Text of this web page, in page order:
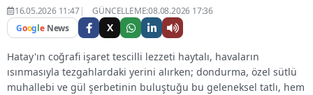
16.05.2026 11:47
GÜNCELLEME:08.08.2026 17:36
Google News X
Hatay'ın coğrafi işaret tescilli lezzeti haytalı, havaların
ısınmasıyla tezgahlardaki yerini alırken; dondurma, özel sütlü
muhallebi ve gül şerbetinin buluştuğu bu geleneksel tatlı, hem